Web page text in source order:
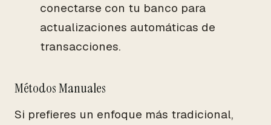
conectarse con tu banco para
actualizaciones automáticas de
transacciones.
Métodos Manuales
Si prefieres un enfoque más tradicional,